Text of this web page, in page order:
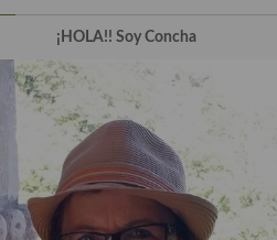
¡HOLA!! Soy Concha